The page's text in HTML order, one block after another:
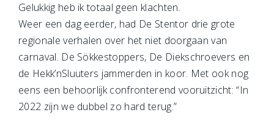
Gelukkig heb ik totaal geen klachten.
Weer een dag eerder, had De Stentor drie grote
regionale verhalen over het niet doorgaan van
carnaval. De Sökkestoppers, De Diekschroevers en
de Hekk’nSluuters jammerden in koor. Met ook nog
eens een behoorlijk confronterend vooruitzicht: “In
2022 zijn we dubbel zo hard terug.”